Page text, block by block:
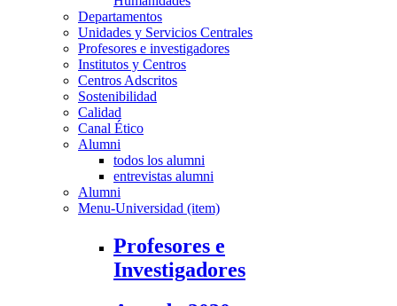
Departamentos
Unidades y Servicios Centrales
Profesores e investigadores
Institutos y Centros
Centros Adscritos
Sostenibilidad
Calidad
Canal Ético
Alumni
todos los alumni
entrevistas alumni
Alumni
Menu-Universidad (item)
Profesores e
Investigadores